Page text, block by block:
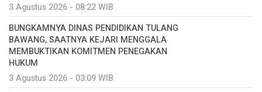
3 Agustus 2026 - 08:22 WIB
BUNGKAMNYA DINAS PENDIDIKAN TULANG
BAWANG, SAATNYA KEJARI MENGGALA
MEMBUKTIKAN KOMITMEN PENEGAKAN
HUKUM
3 Agustus 2026 - 03:09 WIB